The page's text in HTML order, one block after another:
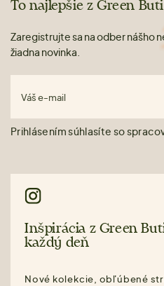
To najlepšie z Green
Zaregistrujte sa na odber nášho
žiadna novinka.
Váš e-mail
Prihlásením súhlasíte so
Inšpirácia z Green
každý deň
Nové kolekcie, obľúbené